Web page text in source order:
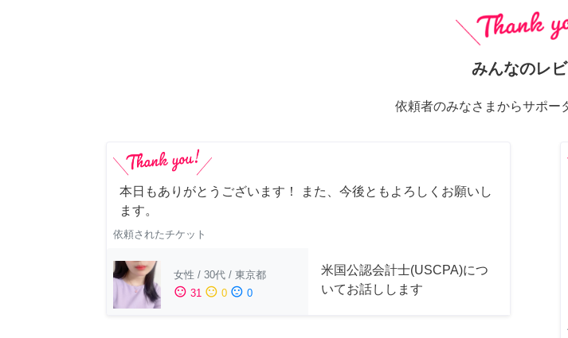
みんなのレ
依頼者のみなさまからサポー
本日もありがとうございます！ また、今後ともよろしくお願いし
ます。
依頼されたチケット
女性 / 30代 / 東京都
sentiment_satisfied 31 sentiment_neutral 0 sentiment_dissatisfied 0
米国公認会計士(USCPA)につ
いてお話しします